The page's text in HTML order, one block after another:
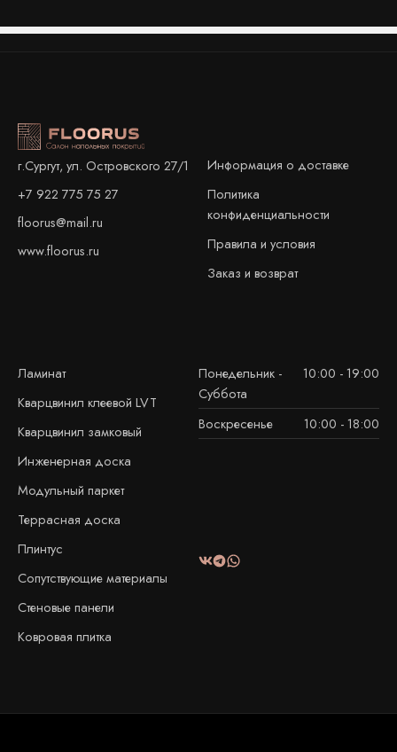
г.Сургут, ул. Островского 27/1
+7 922 775 75 27
floorus@mail.ru
www.floorus.ru
Информация о доставке
Политика
конфиденциальности
Правила и условия
Заказ и возврат
Ламинат
Кварцвинил клеевой LVT
Кварцвинил замковый
Инженерная доска
Модульный паркет
Террасная доска
Плинтус
Сопутствующие материалы
Стеновые панели
Ковровая плитка
Понедельник -
Суббота
10:00 - 19:00
Воскресенье 10:00 - 18:00